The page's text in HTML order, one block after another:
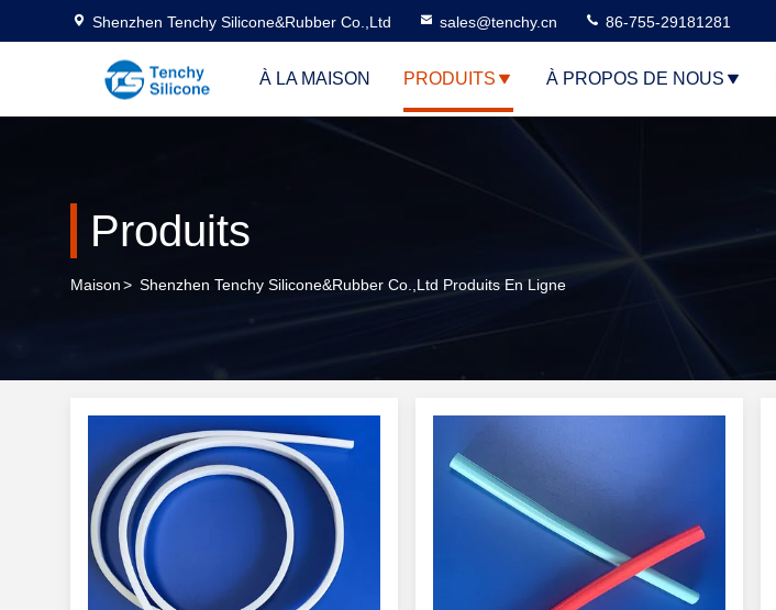
Shenzhen Tenchy Silicone&Rubber Co.,Ltd sales@tenchy.cn 86-755-29181281
À LA MAISON PRODUITS À PROPOS DE NOUS
Produits
Maison> Shenzhen Tenchy Silicone&Rubber Co.,Ltd Produits En Ligne